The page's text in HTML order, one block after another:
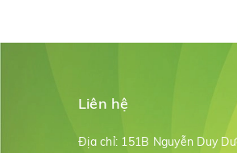
Liên hệ
Địa chỉ: 151B Nguyễn Duy